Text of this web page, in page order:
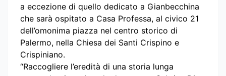
a eccezione di quello dedicato a Gianbecchina
che sarà ospitato a Casa Professa, al civico 21
dell’omonima piazza nel centro storico di
Palermo, nella Chiesa dei Santi Crispino e
Crispiniano.
“Raccogliere l’eredità di una storia lunga